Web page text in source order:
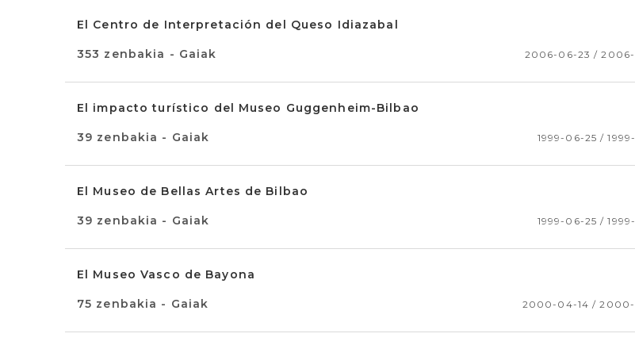
El Centro de Interpretación del Queso Idiazabal
353 zenbakia - Gaiak 2006-06-23 /
El impacto turístico del Museo Guggenheim-Bilbao
39 zenbakia - Gaiak 1999-06-25 /
El Museo de Bellas Artes de Bilbao
39 zenbakia - Gaiak 1999-06-25 /
El Museo Vasco de Bayona
75 zenbakia - Gaiak 2000-04-14 /